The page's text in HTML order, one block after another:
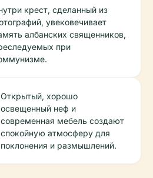
крест, сделанный из
увековечивает
албанских священников,
при
Открытый, хорошо
освещенный неф и
современная мебель создают
спокойную атмосферу для
поклонения и размышлений.